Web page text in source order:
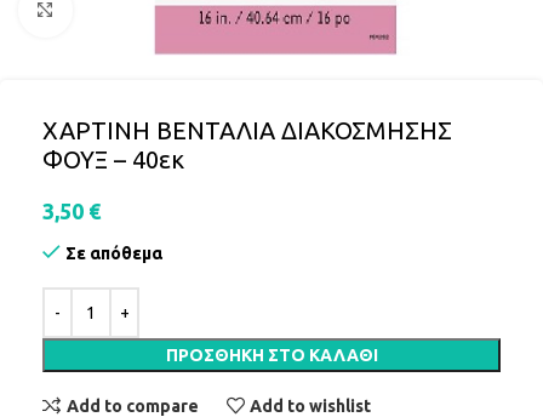
Click to enlarge
ΧΑΡΤΙΝΗ ΒΕΝΤΑΛΙΑ ΔΙΑΚΟΣΜΗΣΗΣ
ΦΟΥΞ – 40εκ
3,50 €
Σε απόθεμα
ΠΡΟΣΘΉΚΗ ΣΤΟ ΚΑΛΆΘΙ
Add to compare Add to wishlist